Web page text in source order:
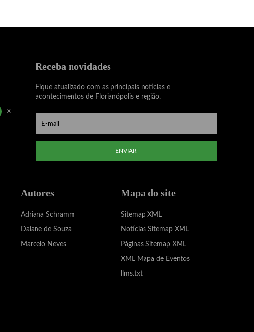
X
Receba novidades
Fique atualizado com as principais notícias e
acontecimentos de Florianópolis e região.
ENVIAR
Autores
Adriana Schramm
Daiane de Souza
Marcelo Neves
Mapa do site
Sitemap XML
Notícias Sitemap XML
Páginas Sitemap XML
XML Mapa de Eventos
llms.txt